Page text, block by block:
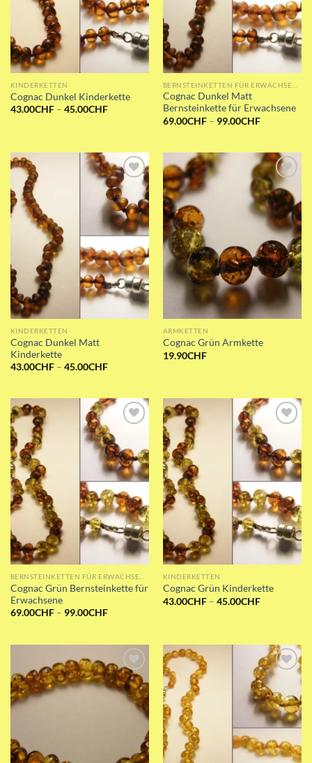
KINDERKETTEN
Cognac Dunkel Kinderkette
43.00CHF – 45.00CHFPreisspanne:
Cognac Dunkel Matt
Bernsteinkette für Erwachsene
69.00CHF – 99.00CHF
Add to wishlist
KINDERKETTEN
Cognac Dunkel Matt
Kinderkette
43.00CHF – 45.00CHFPreisspanne:
Add to wishlist
ARMKETTEN
Cognac Grün Armkette
19.90CHF
Add to wishlist
Cognac Grün Bernsteinkette für
Erwachsene
69.00CHF – 99.00CHFPreisspanne:
Add to wishlist
KINDERKETTEN
Cognac Grün Kinderkette
43.00CHF – 45.00CHF
Add to wishlist Add to wishlist